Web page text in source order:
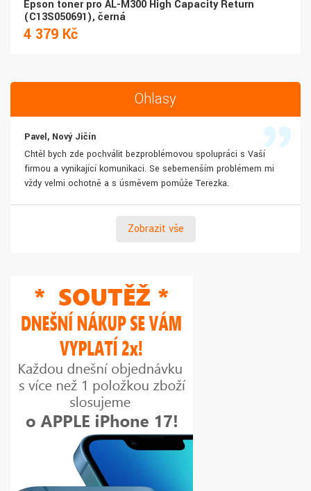
Epson toner pro AL-M300 High Capacity Return
(C13S050691), černá
4 379 Kč
Ohlasy
Pavel, Nový Jičín
Chtěl bych zde pochválit bezproblémovou spolupráci s Vaší
firmou a vynikající komunikaci. Se sebemenším problémem mi
vždy velmi ochotně a s úsměvem pomůže Terezka.
Zobrazit vše